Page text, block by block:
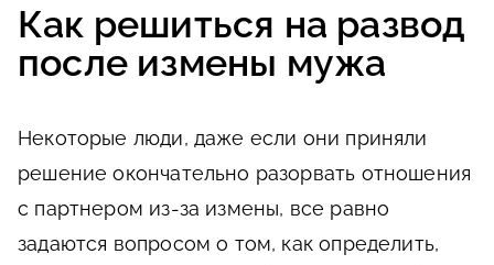
Как решиться на развод
после измены мужа
Некоторые люди, даже если они приняли
решение окончательно разорвать отношения
с партнером из-за измены, все равно
задаются вопросом о том, как определить,